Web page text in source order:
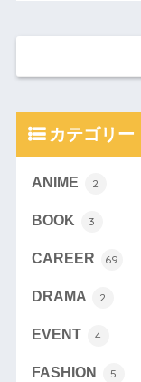
カテゴリー
ANIME 2
BOOK 3
CAREER 69
DRAMA 2
EVENT 4
FASHION 5